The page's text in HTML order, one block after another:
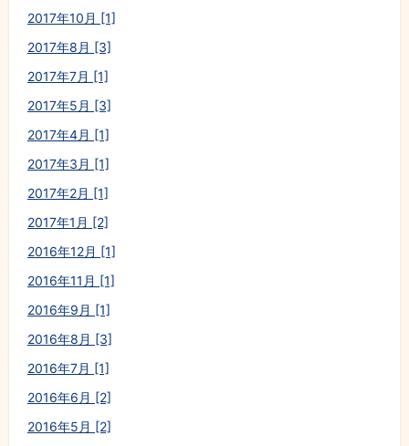
2017年10月 [1]
2017年8月 [3]
2017年7月 [1]
2017年5月 [3]
2017年4月 [1]
2017年3月 [1]
2017年2月 [1]
2017年1月 [2]
2016年12月 [1]
2016年11月 [1]
2016年9月 [1]
2016年8月 [3]
2016年7月 [1]
2016年6月 [2]
2016年5月 [2]